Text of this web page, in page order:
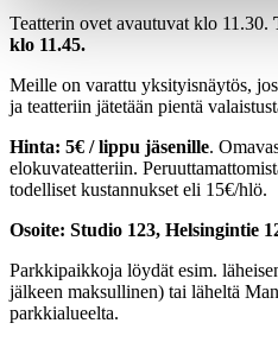
Teatterin ovet avautuvat klo 11.30.
klo 11.45.
Meille on varattu yksityisnäytös,
ja teatteriin jätetään pientä
Hinta: 5€ / lippu jäsenille.
elokuvateatteriin.
todelliset kustannukset eli 15€/hlö.
Osoite: Studio 123, Helsingintie
Parkkipaikkoja löydät esim.
jälkeen maksullinen) tai läheltä
parkkialueelta.